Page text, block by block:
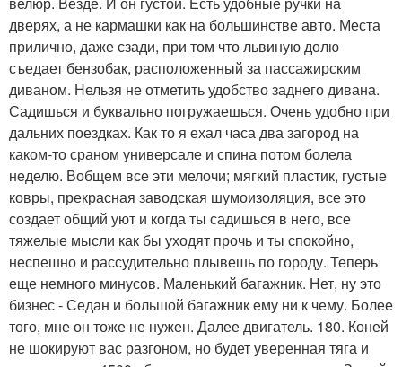
дверях, а не кармашки как на большинстве авто. Места
прилично, даже сзади, при том что львиную долю
съедает бензобак, расположенный за пассажирским
диваном. Нельзя не отметить удобство заднего дивана.
Садишься и буквально погружаешься. Очень удобно при
дальних поездках. Как то я ехал часа два загород на
каком-то сраном универсале и спина потом болела
неделю. Вобщем все эти мелочи; мягкий пластик, густые
ковры, прекрасная заводская шумоизоляция, все это
создает общий уют и когда ты садишься в него, все
тяжелые мысли как бы уходят прочь и ты спокойно,
неспешно и рассудительно плывешь по городу. Теперь
еще немного минусов. Маленький багажник. Нет, ну это
бизнес - Седан и большой багажник ему ни к чему. Более
того, мне он тоже не нужен. Далее двигатель. 180. Коней
не шокируют вас разгоном, но будет уверенная тяга и